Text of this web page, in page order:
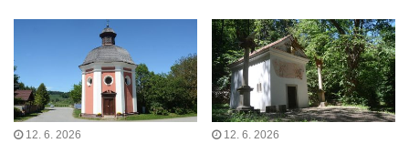
Výklenková kaple v Teplické ulici u stadionu
v Duchcově
Evangelický kostel v Duchcově
Kostel svatých Petra a Pavla v Jeníkově
Kaple svaté Anny v Jeníkově
12. 6. 2026 12. 6. 2026